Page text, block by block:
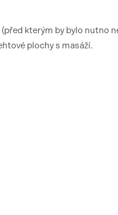
kterým by bylo nutno
plochy s masáží.